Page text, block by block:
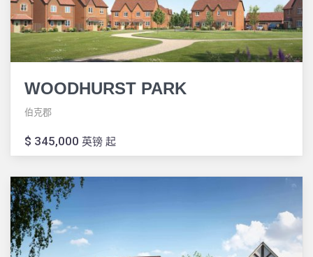
WOODHURST PARK
伯克郡
$ 345,000 英镑 起